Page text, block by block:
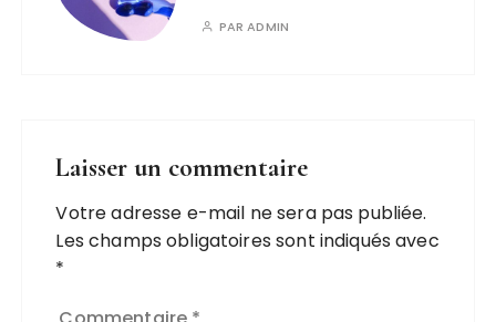
PARADMIN
Laisser un commentaire
Votre adresse e-mail ne sera pas publiée.
Les champs obligatoires sont indiqués avec
*
A
l
t